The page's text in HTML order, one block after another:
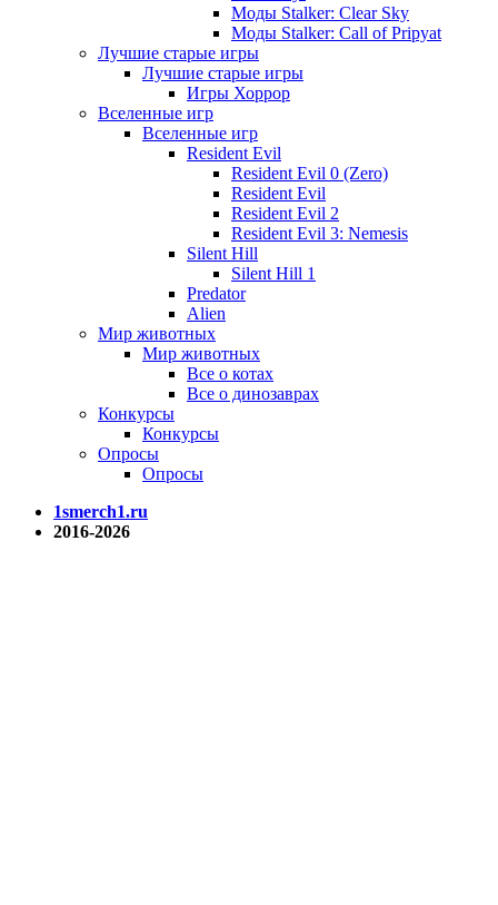
Моды Stalker: Clear Sky
Моды Stalker: Call of Pripyat
Лучшие старые игры
Лучшие старые игры
Игры Хоррор
Вселенные игр
Вселенные игр
Resident Evil
Resident Evil 0 (Zero)
Resident Evil
Resident Evil 2
Resident Evil 3: Nemesis
Silent Hill
Silent Hill 1
Predator
Alien
Мир животных
Мир животных
Все о котах
Все о динозаврах
Конкурсы
Конкурсы
Опросы
Опросы
1smerch1.ru
2016-2026